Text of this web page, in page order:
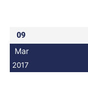
09
Mar
2017